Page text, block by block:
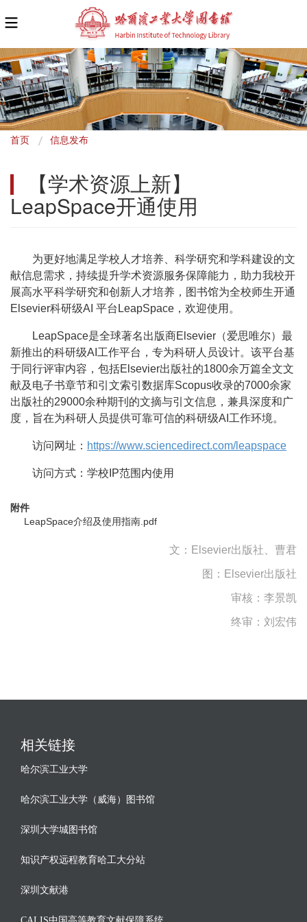
面
首页 信息发布
【学术资源上新】
LeapSpace开通使用
为更好地满足学校人才培养、科学研究和学科建设的文
献信息需求，持续提升学术资源服务保障能力，助力我校开
展高水平科学研究和创新人才培养，图书馆为全校师生开通
Elsevier科研级AI 平台LeapSpace，欢迎使用。
LeapSpace是全球著名出版商Elsevier（爱思唯尔）最
新推出的科研级AI工作平台，专为科研人员设计。该平台基
于同行评审内容，包括Elsevier出版社的1800余万篇全文文
献及电子书章节和引文索引数据库Scopus收录的7000余家
出版社的29000余种期刊的文摘与引文信息，兼具深度和广
度，旨在为科研人员提供可靠可信的科研级AI工作环境。
访问网址： https://www.sciencedirect.com/leapspace
访问方式：学校IP范围内使用
附件
LeapSpace介绍及使用指南.pdf
文：Elsevier出版社、曹君
图：Elsevier出版社
审核： 李景凯
终审：刘宏伟
相关链接
哈尔滨工业大学
哈尔滨工业大学（威海）图书馆
深圳大学城图书馆
知识产权远程教育哈工大分站
深圳文献港